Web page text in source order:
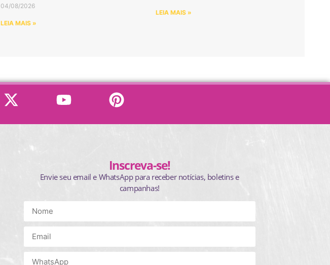
04/08/2026
LEIA MAIS »
LEIA MAIS »
Inscreva-se!
Envie seu email e WhatsApp para receber notícias, boletins e
campanhas!